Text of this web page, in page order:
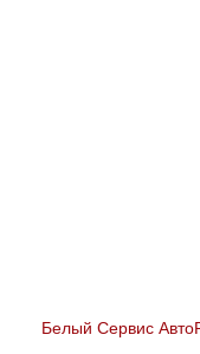
Белый Сервис